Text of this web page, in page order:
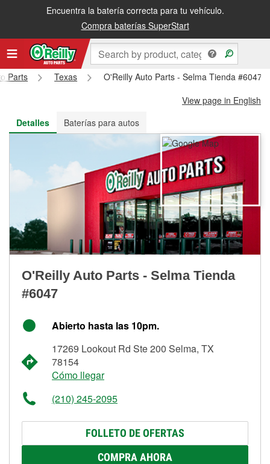
Encuentra la batería correcta para tu vehículo.
Compra baterías SuperStart
Recibe tu orden gratis al día siguiente o recógela en la tienda
Parts Texas
O'Reilly Auto Parts - Selma Tienda #6047
View page in English
Detalles
Baterías para autos
O'Reilly Auto Parts - Selma Tienda
#6047
Abierto hasta las 10pm.
17269 Lookout Rd Ste 200 Selma, TX
78154
Cómo llegar
(210) 245-2095
FOLLETO DE OFERTAS
COMPRA AHORA